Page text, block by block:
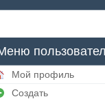
Мой профиль
Создать